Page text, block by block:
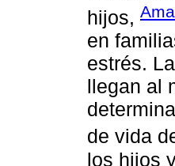
hijos,
en
estrés.
llegan al
de vida
los hijos